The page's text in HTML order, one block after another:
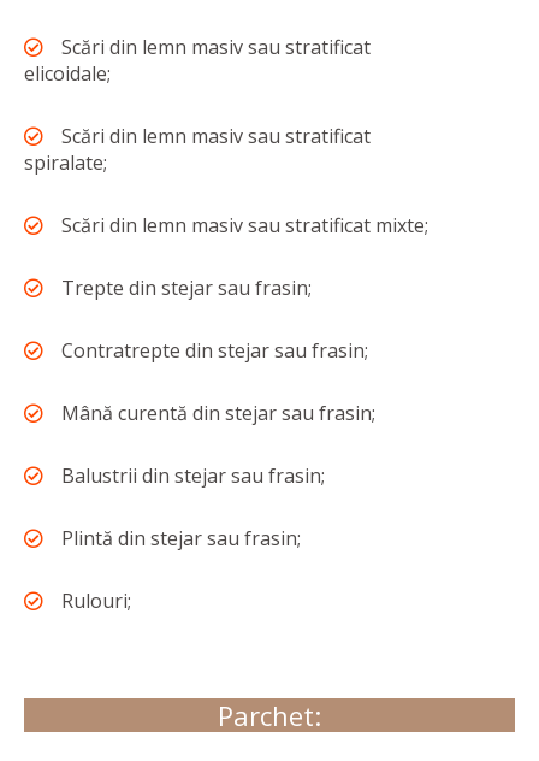
Scări din lemn masiv sau stratificat
elicoidale;
Scări din lemn masiv sau stratificat
spiralate;
Scări din lemn masiv sau stratificat mixte;
Trepte din stejar sau frasin;
Contratrepte din stejar sau frasin;
Mână curentă din stejar sau frasin;
Balustrii din stejar sau frasin;
Plintă din stejar sau frasin;
Rulouri;
Parchet: